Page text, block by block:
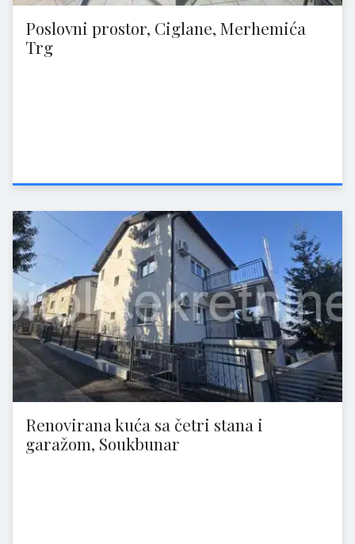
Poslovni prostor, Ciglane, Merhemića
Trg
Renovirana kuća sa četri stana i
garažom, Soukbunar